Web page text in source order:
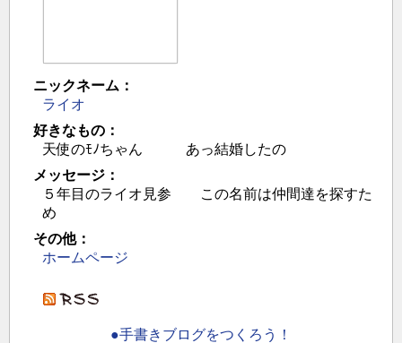
ニックネーム：
ライオ
好きなもの：
天使のﾓﾉちゃん あっ結婚したの
メッセージ：
５年目のライオ見参 この名前は仲間達を探すた
め
その他：
ホームページ
●手書きブログをつくろう！